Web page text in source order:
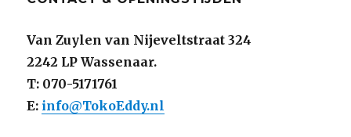
Van Zuylen van Nijeveltstraat 324
2242 LP Wassenaar.
T: 070-5171761
E: info@TokoEddy.nl